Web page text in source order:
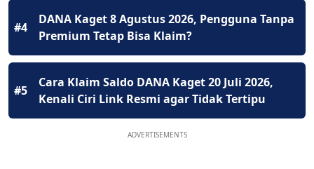
#4
DANA Kaget 8 Agustus 2026, Pengguna Tanpa
Premium Tetap Bisa Klaim?
#5
Cara Klaim Saldo DANA Kaget 20 Juli 2026,
Kenali Ciri Link Resmi agar Tidak Tertipu
ADVERTISEMENTS